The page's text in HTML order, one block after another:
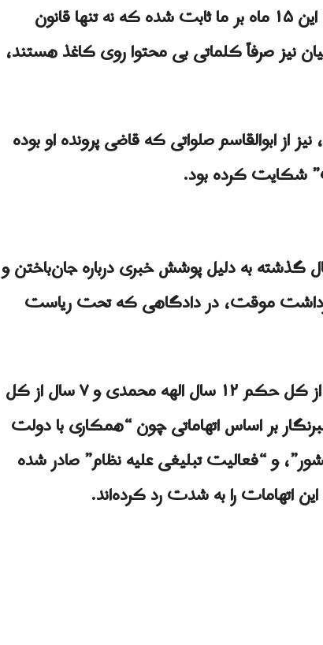
آقای پارسایی بدون اشاره به جزییات درباره این شکایت نوشت: “طی این ۱۵ ماه بر ما ثابت شده که نه تنها قانون
نیز صرفاً کلماتی بی محتوا روی کاغذ هستند،
از ابوالقاسم صلواتی که قاضی پرونده او بوده
شکایت کرده بود.
گذشته به دلیل پوشش خبری درباره جان‌باختن و
موقت، در دادگاهی که تحت ریاست
در صورت تأیید احکام بدوی از سوی دادگاه تجدید نظر، اجرای ۶ سال از کل حکم ۱۲ سال الهه محمدی و ۷ سال از کل
بر اساس اتهاماتی چون “همکاری با دولت
و “فعالیت تبلیغی علیه نظام” صادر شده
اتهامات را به شدت رد کرده‌اند.